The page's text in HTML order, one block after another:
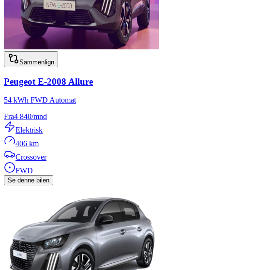
Sammenlign
Peugeot E-2008 Allure
54 kWh FWD Automat
Fra4 840/mnd
Elektrisk
406 km
Crossover
FWD
Se denne bilen